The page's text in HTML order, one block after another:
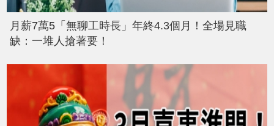
月薪7萬5「無聊工時長」年終4.3個月！全場見職
缺：一堆人搶著要！